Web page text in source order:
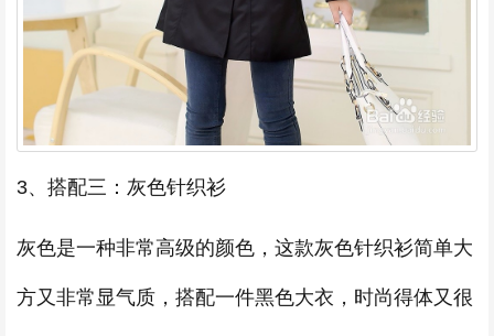
3、搭配三：灰色针织衫
灰色是一种非常高级的颜色，这款灰色针织衫简单大
方又非常显气质，搭配一件黑色大衣，时尚得体又很